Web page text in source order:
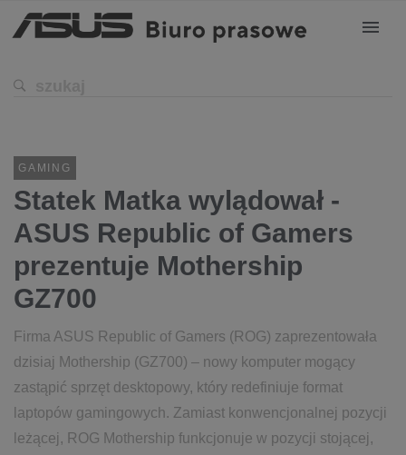
GAMING
Statek Matka wylądował -
ASUS Republic of Gamers
prezentuje Mothership
GZ700
Firma ASUS Republic of Gamers (ROG) zaprezentowała
dzisiaj Mothership (GZ700) – nowy komputer mogący
zastąpić sprzęt desktopowy, który redefiniuje format
laptopów gamingowych. Zamiast konwencjonalnej pozycji
leżącej, ROG Mothership funkcjonuje w pozycji stojącej,